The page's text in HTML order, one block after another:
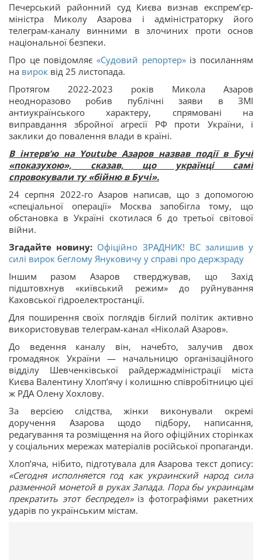
Печерський районний суд Києва визнав експремʼєр-
міністра Миколу Азарова і адміністраторку його
телеграм-каналу винними в злочиних проти основ
національної безпеки.
Про це повідомляє «Судовий репортер»із посиланням
на вирок від 25 листопада.
Протягом 2022-2023 років Микола Азаров
неодноразово робив публічні заяви в ЗМІ
антиукраїнського характеру, спрямовані на
виправдання збройної агресії РФ проти України, і
заклики до повалення влади в країні.
В інтервʼю на Youtube Азаров назвав події в Бучі
«показухою», сказав, що українці самі
спровокували ту «бійню в Бучі».
24 серпня 2022-го Азаров написав, що з допомогою
«спеціальної операції» Москва запобігла тому, що
обстановка в Україні скотилася б до третьої світової
війни.
Згадайте новину: Офіційно ЗРАДНИК! ВС залишив у
силі вирок беглому Януковичу у справі про держзраду
Іншим разом Азаров стверджував, що Захід
підштовхнув «київський режим» до руйнування
Каховської гідроелектростанції.
Для поширення своїх поглядів біглий політик активно
використовував телеграм-канал «Ніколай Азаров».
До ведення каналу він, начебто, залучив двох
громадянок України — начальницю організаційного
відділу Шевченківської райдержадміністрації міста
Києва Валентину Хлопʼячу і колишню співробітницю цієї
ж РДА Олену Хохлову.
За версією слідства, жінки виконували окремі
доручення Азарова щодо підбору, написання,
редагування та розміщення на його офіційних сторінках
у соціальних мережах матеріалів російської пропаганди.
Хлопʼяча, нібито, підготувала для Азарова текст допису:
«Сегодня исполняется год как украинский народ сила
разменной монетой в руках Запада. Пора бы украинцам
прекратить этот беспредел» із фотографіями ракетних
ударів по українським містам.